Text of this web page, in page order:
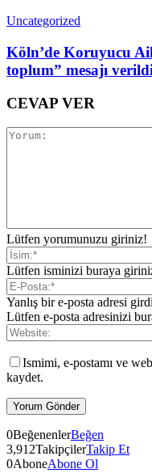
Uncategorized
Köln’de Koruyucu
toplum” mesajı verildi
CEVAP VER
Lütfen yorumunuzu giriniz!
Lütfen isminizi buraya
Yanlış bir e-posta adresi
Lütfen e-posta adresinizi
Ismimi, e-postamı ve
kaydet.
0BeğenenlerBeğen
3,912TakipçilerTakip Et
0AboneAbone Ol